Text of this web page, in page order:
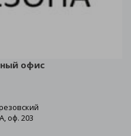
офис
оф. 203